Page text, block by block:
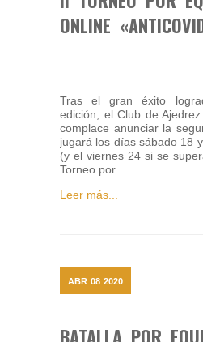
ONLINE
Tras el gran éxito
edición, el Club de
complace anunciar la
jugará los días sábado 18
(y el viernes 24 si se
Torneo por…
Leer más...
ABR 08 2020
BATALLA POR